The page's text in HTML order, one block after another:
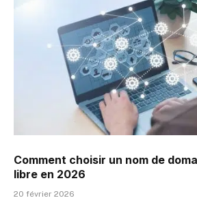
Comment choisir un nom de
libre en 2026
20 février 2026